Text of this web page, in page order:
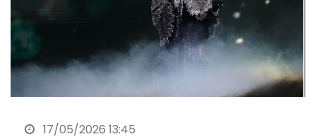
17/05/2026 13:45